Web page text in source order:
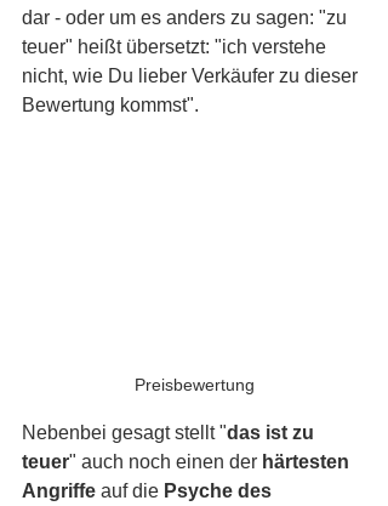
dar - oder um es anders zu sagen: "zu
teuer" heißt übersetzt: "ich verstehe
nicht, wie Du lieber Verkäufer zu dieser
Bewertung kommst".
Preisbewertung
Nebenbei gesagt stellt "das ist zu
teuer" auch noch einen der härtesten
Angriffe auf die Psyche des